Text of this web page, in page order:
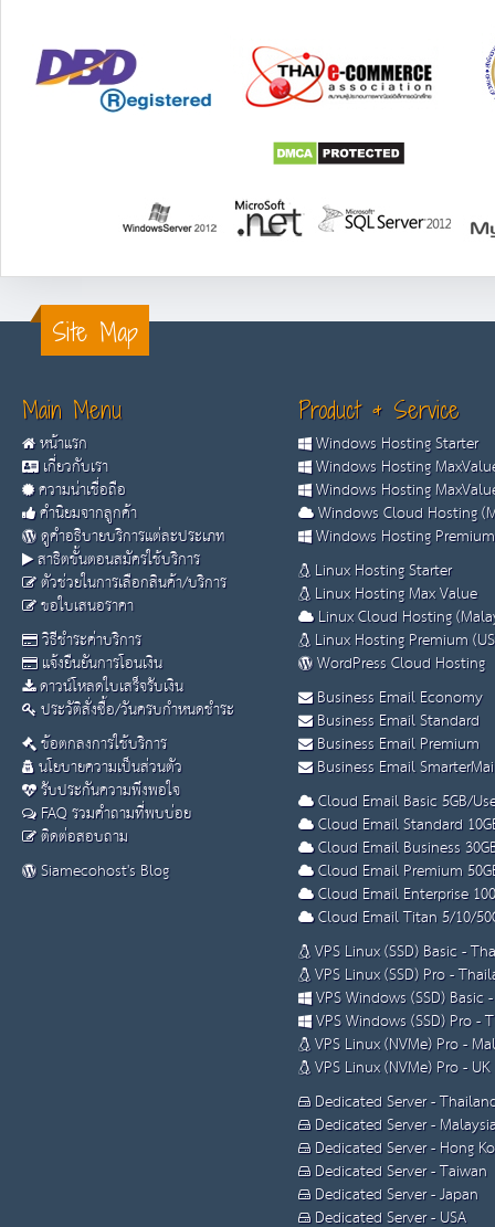
Site Map
Main Menu
หน้าแรก
เกี่ยวกับเรา
ความน่าเชื่อถือ
คำนิยมจากลูกค้า
ดูคำอธิบายบริการแต่ละประเภท
สาธิตขั้นตอนสมัครใช้บริการ
ตัวช่วยในการเลือกสินค้า/บริการ
ขอใบเสนอราคา
วิธีชำระค่าบริการ
แจ้งยืนยันการโอนเงิน
ดาวน์โหลดใบเสร็จรับเงิน
ประวัติสั่งซื้อ/วันครบกำหนดชำระ
ข้อตกลงการใช้บริการ
นโยบายความเป็นส่วนตัว
รับประกันความพึงพอใจ
FAQ รวมคำถามที่พบบ่อย
ติดต่อสอบถาม
Siamecohost's Blog
Product & Service
Windows Hosting Starter
Windows Hosting
Windows Hosting
Windows Cloud Hosting
Windows Hosting
Linux Hosting Starter
Linux Hosting Max Value
Linux Cloud Hosting
Linux Hosting Premium
WordPress Cloud Hosting
Business Email Economy
Business Email Standard
Business Email Premium
Business Email
Cloud Email Basic 5GB/
Cloud Email Standard
Cloud Email Business
Cloud Email Premium
Cloud Email Enterprise
Cloud Email Titan 5/10/
VPS Linux (SSD) Basic -
VPS Linux (SSD) Pro -
VPS Windows (SSD) Basic
VPS Windows (SSD) Pro -
VPS Linux (NVMe) Pro -
VPS Linux (NVMe) Pro - UK
Dedicated Server -
Dedicated Server -
Dedicated Server - Hong
Dedicated Server - Taiwan
Dedicated Server - Japan
Dedicated Server - USA